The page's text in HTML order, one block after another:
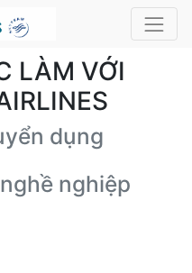
LÀM VỚI
dụng
nghiệp